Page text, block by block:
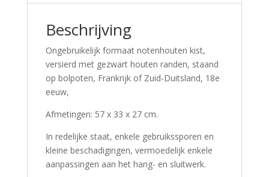
Beschrijving
Ongebruikelijk formaat notenhouten kist,
versierd met gezwart houten randen, staand
op bolpoten, Frankrijk of Zuid-Duitsland, 18e
eeuw,
Afmetingen: 57 x 33 x 27 cm.
In redelijke staat, enkele gebruikssporen en
kleine beschadigingen, vermoedelijk enkele
aanpassingen aan het hang- en sluitwerk.